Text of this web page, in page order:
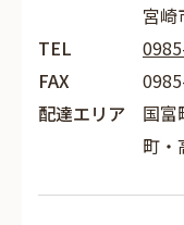
宮崎
TEL
FAX
配達エリア
国富
町・